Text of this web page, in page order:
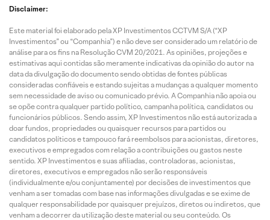
Disclaimer:
Este material foi elaborado pela XP Investimentos CCTVM S/A (“XP
Investimentos” ou “Companhia”) e não deve ser considerado um relatório de
análise para os fins na Resolução CVM 20/2021. As opiniões, projeções e
estimativas aqui contidas são meramente indicativas da opinião do autor na
data da divulgação do documento sendo obtidas de fontes públicas
consideradas confiáveis e estando sujeitas a mudanças a qualquer momento
sem necessidade de aviso ou comunicado prévio. A Companhia não apoia ou
se opõe contra qualquer partido político, campanha política, candidatos ou
funcionários públicos. Sendo assim, XP Investimentos não está autorizada a
doar fundos, propriedades ou quaisquer recursos para partidos ou
candidatos políticos e tampouco fará reembolsos para acionistas, diretores,
executivos e empregados com relação a contribuições ou gastos neste
sentido. XP Investimentos e suas afiliadas, controladoras, acionistas,
diretores, executivos e empregados não serão responsáveis
(individualmente e/ou conjuntamente) por decisões de investimentos que
venham a ser tomadas com base nas informações divulgadas e se exime de
qualquer responsabilidade por quaisquer prejuízos, diretos ou indiretos, que
venham a decorrer da utilização deste material ou seu conteúdo. Os